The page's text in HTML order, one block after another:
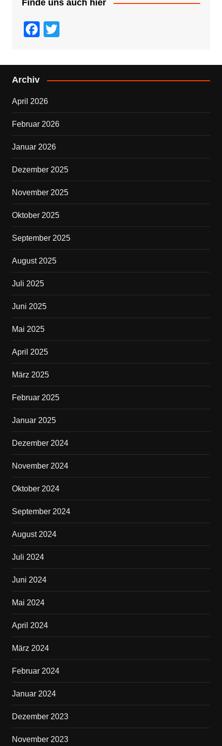
Finde uns auch hier
F
c
e
o
o
k
tt
er
Archiv
April 2026
Februar 2026
Januar 2026
Dezember 2025
November 2025
Oktober 2025
September 2025
August 2025
Juli 2025
Juni 2025
Mai 2025
April 2025
März 2025
Februar 2025
Januar 2025
Dezember 2024
November 2024
Oktober 2024
September 2024
August 2024
Juli 2024
Juni 2024
Mai 2024
April 2024
März 2024
Februar 2024
Januar 2024
Dezember 2023
November 2023